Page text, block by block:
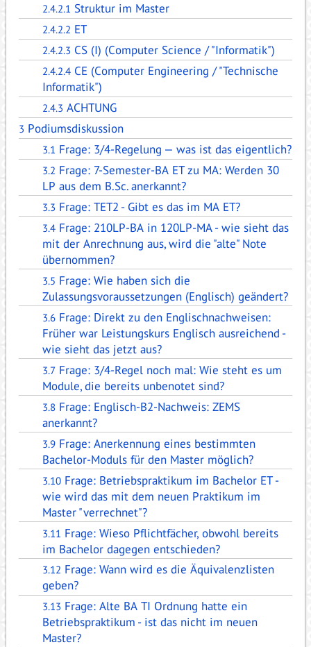
2.4.2.1 Struktur im Master
2.4.2.2 ET
2.4.2.3 CS (I) (Computer Science / "Informatik")
2.4.2.4 CE (Computer Engineering / "Technische
Informatik")
2.4.3 ACHTUNG
3 Podiumsdiskussion
3.1 Frage: 3/4-Regelung — was ist das eigentlich?
3.2 Frage: 7-Semester-BA ET zu MA: Werden 30
LP aus dem B.Sc. anerkannt?
3.3 Frage: TET2 - Gibt es das im MA ET?
3.4 Frage: 210LP-BA in 120LP-MA - wie sieht das
mit der Anrechnung aus, wird die "alte" Note
übernommen?
3.5 Frage: Wie haben sich die
Zulassungsvoraussetzungen (Englisch) geändert?
3.6 Frage: Direkt zu den Englischnachweisen:
Früher war Leistungskurs Englisch ausreichend -
wie sieht das jetzt aus?
3.7 Frage: 3/4-Regel noch mal: Wie steht es um
Module, die bereits unbenotet sind?
3.8 Frage: Englisch-B2-Nachweis: ZEMS
anerkannt?
3.9 Frage: Anerkennung eines bestimmten
Bachelor-Moduls für den Master möglich?
3.10 Frage: Betriebspraktikum im Bachelor ET -
wie wird das mit dem neuen Praktikum im
Master "verrechnet"?
3.11 Frage: Wieso Pflichtfächer, obwohl bereits
im Bachelor dagegen entschieden?
3.12 Frage: Wann wird es die Äquivalenzlisten
geben?
3.13 Frage: Alte BA TI Ordnung hatte ein
Betriebspraktikum - ist das nicht im neuen
Master?